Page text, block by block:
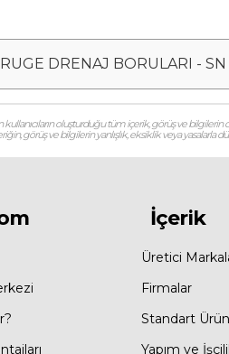
DRENAJ BORULARI -
oluşturduğu tüm içerik, görüş ve
görüş ve bilgilerin yanlışlık, eksiklik veya yasalarla
İçerik
Üretici
Firmalar
Standart
Yapım ve